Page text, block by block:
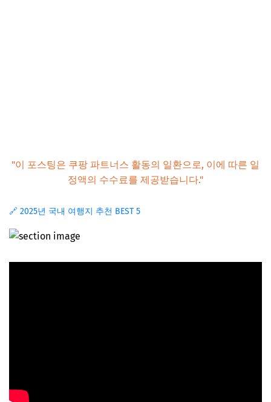
우리 가족만의 여행 지도 그리기
이것만은 기억하세요!
"이 포스팅은 쿠팡 파트너스 활동의 일환으로, 이에 따른 일
정액의 수수료를 제공받습니다."
🔗 2025년 국내 여행지 추천 BEST 5